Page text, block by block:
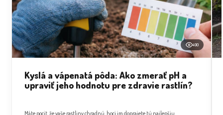
490
Kyslá a vápenatá pôda: Ako zmerať pH a
upraviť jeho hodnotu pre zdravie rastlín?
Máte pocit, že vaše rastliny chradnú, hoci im doprajete tú najlepšiu